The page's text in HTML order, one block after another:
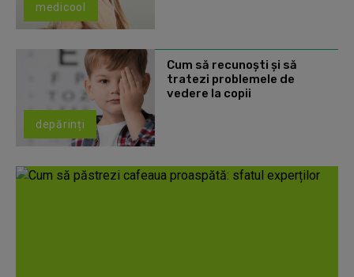
medicool
depărinți
Cum să recunoști și să
tratezi problemele de
vedere la copii